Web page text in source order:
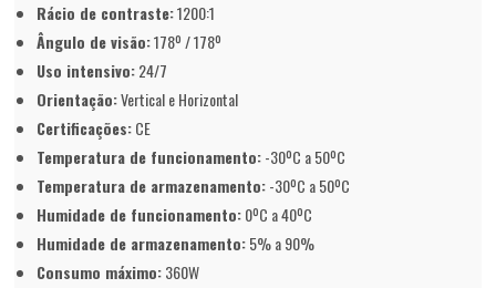
Rácio de contraste:1200:1
Ângulo de visão:178º / 178º
Uso intensivo:24/7
Orientação:Vertical e Horizontal
Certificações:CE
Temperatura de funcionamento:-30ºC a 50ºC
Temperatura de armazenamento:-30ºC a 50ºC
Humidade de funcionamento:0ºC a 40ºC
Humidade de armazenamento:5% a 90%
Consumo máximo:360W